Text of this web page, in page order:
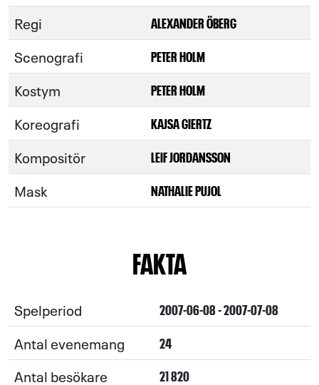
Regi ALEXANDER ÖBERG
Scenografi PETER HOLM
Kostym PETER HOLM
Koreografi KAJSA GIERTZ
Kompositör LEIF JORDANSSON
Mask NATHALIE PUJOL
FAKTA
Spelperiod 2007-06-08 - 2007-07-08
Antal evenemang 24
Antal besökare 21 820